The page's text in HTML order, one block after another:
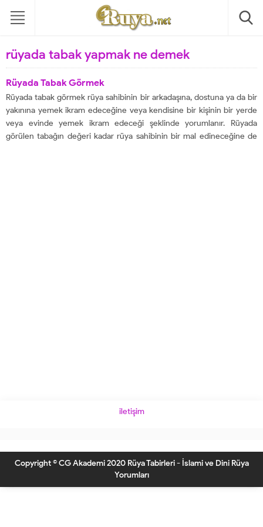
rüyada tabak yapmak ne demek
Rüyada Tabak Görmek
Rüyada tabak görmek rüya sahibinin bir arkadaşına, dostuna ya da bir
yakınına yemek ikram edeceğine veya kendisine bir kişinin bir yerde
veya evinde yemek ikram edeceği şeklinde yorumlanır. Rüyada
görülen tabağın değeri kadar rüya sahibinin bir mal edineceğine de
iletişim
Copyright © CG Akademi 2020 Rüya Tabirleri - İslami ve Dini Rüya
Yorumları